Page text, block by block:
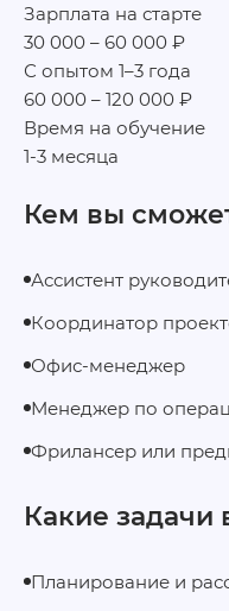
Зарплата на старте
30 000 – 60 000 ₽
С опытом 1–3 года
60 000 – 120 000 ₽
Время на обучение
1-3 месяца
Кем вы
Ассистент
Координатор
Офис‑менеджер
Менеджер по
Фрилансер или
Какие задачи
Планирование и